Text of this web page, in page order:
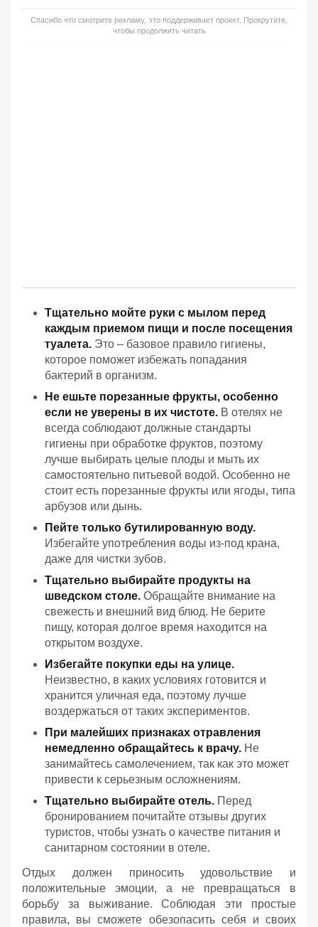
Спасибо что смотрите рекламу, это поддерживает проект. Прокрутите,
чтобы продолжить читать
Тщательно мойте руки с мылом перед
каждым приемом пищи и после посещения
туалета. Это – базовое правило гигиены,
которое поможет избежать попадания
бактерий в организм.
Не ешьте порезанные фрукты, особенно
если не уверены в их чистоте. В отелях не
всегда соблюдают должные стандарты
гигиены при обработке фруктов, поэтому
лучше выбирать целые плоды и мыть их
самостоятельно питьевой водой. Особенно не
стоит есть порезанные фрукты или ягоды, типа
арбузов или дынь.
Пейте только бутилированную воду.
Избегайте употребления воды из-под крана,
даже для чистки зубов.
Тщательно выбирайте продукты на
шведском столе. Обращайте внимание на
свежесть и внешний вид блюд. Не берите
пищу, которая долгое время находится на
открытом воздухе.
Избегайте покупки еды на улице.
Неизвестно, в каких условиях готовится и
хранится уличная еда, поэтому лучше
воздержаться от таких экспериментов.
При малейших признаках отравления
немедленно обращайтесь к врачу. Не
занимайтесь самолечением, так как это может
привести к серьезным осложнениям.
Тщательно выбирайте отель. Перед
бронированием почитайте отзывы других
туристов, чтобы узнать о качестве питания и
санитарном состоянии в отеле.
Отдых должен приносить удовольствие и
положительные эмоции, а не превращаться в
борьбу за выживание. Соблюдая эти простые
правила, вы сможете обезопасить себя и своих